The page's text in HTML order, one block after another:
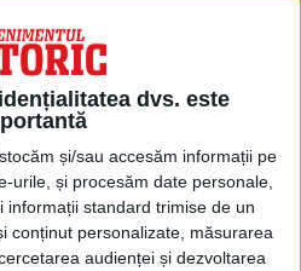
dvs. este
și/sau accesăm informații pe
urile, și procesăm date personale,
informații standard trimise de un
conținut personalizate, măsurarea
audienței și dezvoltarea
Papă și a sfârșit la
de malarie. În ciuda
a fost unul
și căutați pictori ai
atribui pictorului
totală pentru